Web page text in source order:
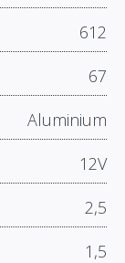
612
67
Aluminium
12V
2,5
1,5